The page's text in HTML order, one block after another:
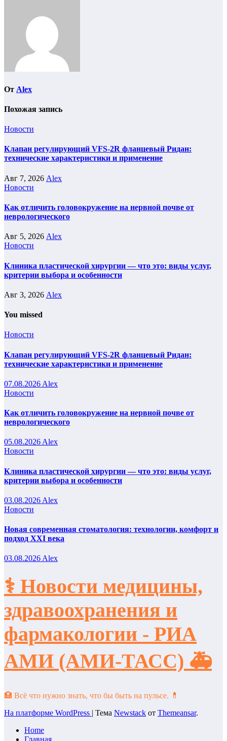
От Alex
Похожая запись
Новости
Клапан регулирующий VFS-2R фланцевый Ридан:
технические характеристики и применение
Авг 7, 2026 Alex
Новости
Как отличить головокружение на нервной почве от
неврологического
Авг 5, 2026 Alex
Новости
Клиника пластической хирургии — что это: виды услуг,
критерии выбора и особенности
Авг 3, 2026 Alex
You missed
Новости
Клапан регулирующий VFS-2R фланцевый Ридан:
технические характеристики и применение
07.08.2026 Alex
Новости
Как отличить головокружение на нервной почве от
неврологического
05.08.2026 Alex
Новости
Клиника пластической хирургии — что это: виды услуг,
критерии выбора и особенности
03.08.2026 Alex
Новости
Новая современная стоматология: технологии, комфорт и
подход XXI века
03.08.2026Alex
⚕️ Новости медицины,
здравоохранения и
фармакологии - РИА
АМИ (АМИ-ТАСС) 🚑
🏥 Всё что нужно знать, что бы быть на пульсе. 💊
На платформе WordPress | Тема Newstack от Themeansar.
Home